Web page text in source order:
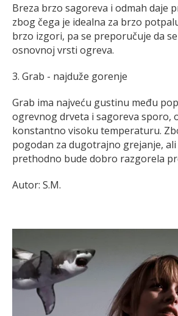
Breza brzo sagoreva i odmah daje
zbog čega je idealna za brzo
brzo izgori, pa se preporučuje da
osnovnoj vrsti ogreva.
3. Grab - najduže gorenje
Grab ima najveću gustinu među
ogrevnog drveta i sagoreva sporo,
konstantno visoku temperaturu.
pogodan za dugotrajno grejanje,
prethodno bude dobro razgorela
Autor: S.M.